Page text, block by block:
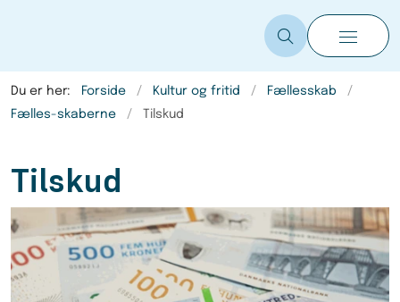
Du er her: Forside Kultur og fritid
Fællesskab
Fælles-skaberne
Tilskud
Tilskud